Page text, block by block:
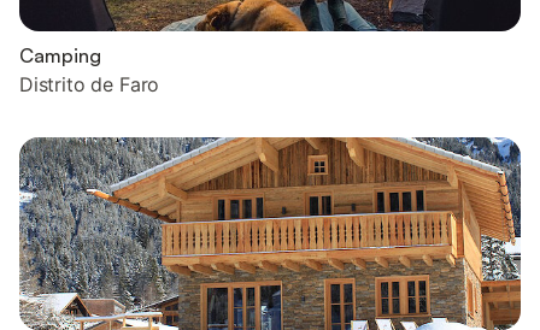
Camping
Distrito de Faro